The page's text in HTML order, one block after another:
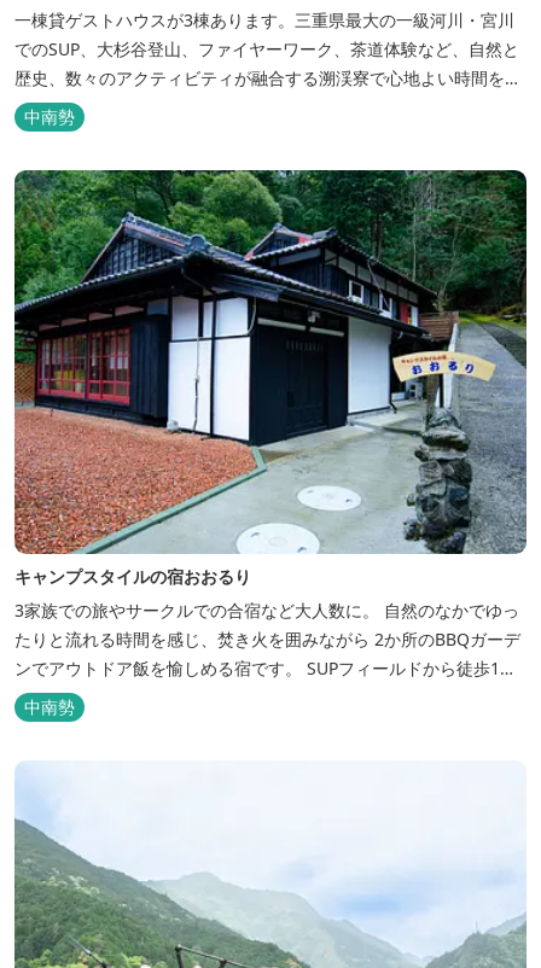
一棟貸ゲストハウスが3棟あります。三重県最大の一級河川・宮川
でのSUP、大杉谷登山、ファイヤーワーク、茶道体験など、自然と
歴史、数々のアクティビティが融合する溯渓寮で心地よい時間をお
過ごしください。 溯渓寮A棟は、22㎡の広々としたLDKを有する清
潔な宿泊棟です。大きな窓からは四季折々の美しい風景を眺望で
き、夏場はウッドデッキ、冬場は薪ストーブと、季節を感じながら
の滞在が可能です。落ち...
中南勢
キャンプスタイルの宿おおるり
3家族での旅やサークルでの合宿など大人数に。 自然のなかでゆっ
たりと流れる時間を感じ、焚き火を囲みながら 2か所のBBQガーデ
ンでアウトドア飯を愉しめる宿です。 SUPフィールドから徒歩1
分。絶景に囲まれた水上アクティビティも満喫したい方へ。
中南勢